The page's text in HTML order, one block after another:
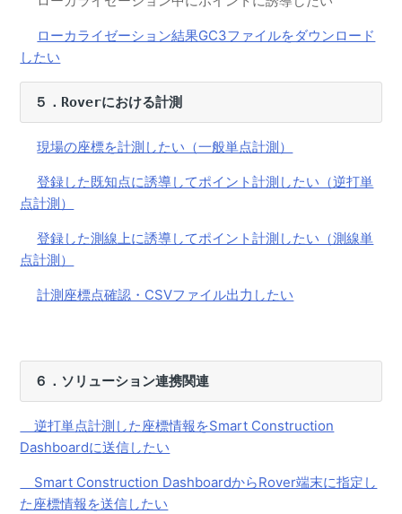
【Smart Construction Rover/CS Mate PRO】登録した既
【Smart Construction Rover/CS Mate PRO】現場の座標
【Smart Construction Rover/CS Mate PRO】平面図デー
タを取り込みたい
データを取り込みたい
【Smart Construction Dashboard/CS Mate PRO】逆打
単点計測した座標情報をSmart Construction Dashboard
に送信したい
Construction DashboardからRover端末に指定した座標情
ローカライゼーション結果GC3ファイルをダウンロード
したい
５．Roverにおける計測
現場の座標を計測したい（一般単点計測）
登録した既知点に誘導してポイント計測したい（逆打単
点計測）
登録した測線上に誘導してポイント計測したい（測線単
点計測）
計測座標点確認・CSVファイル出力したい
６．ソリューション連携関連
逆打単点計測した座標情報をSmart Construction
Dashboardに送信したい
Smart Construction DashboardからRover端末に指定し
た座標情報を送信したい